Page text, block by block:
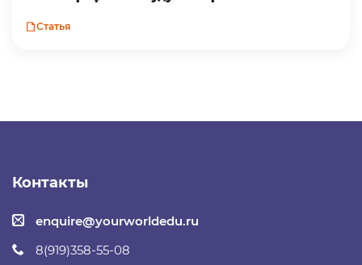
Статья
Контакты
enquire@yourworldedu.ru
8(919)358-55-08